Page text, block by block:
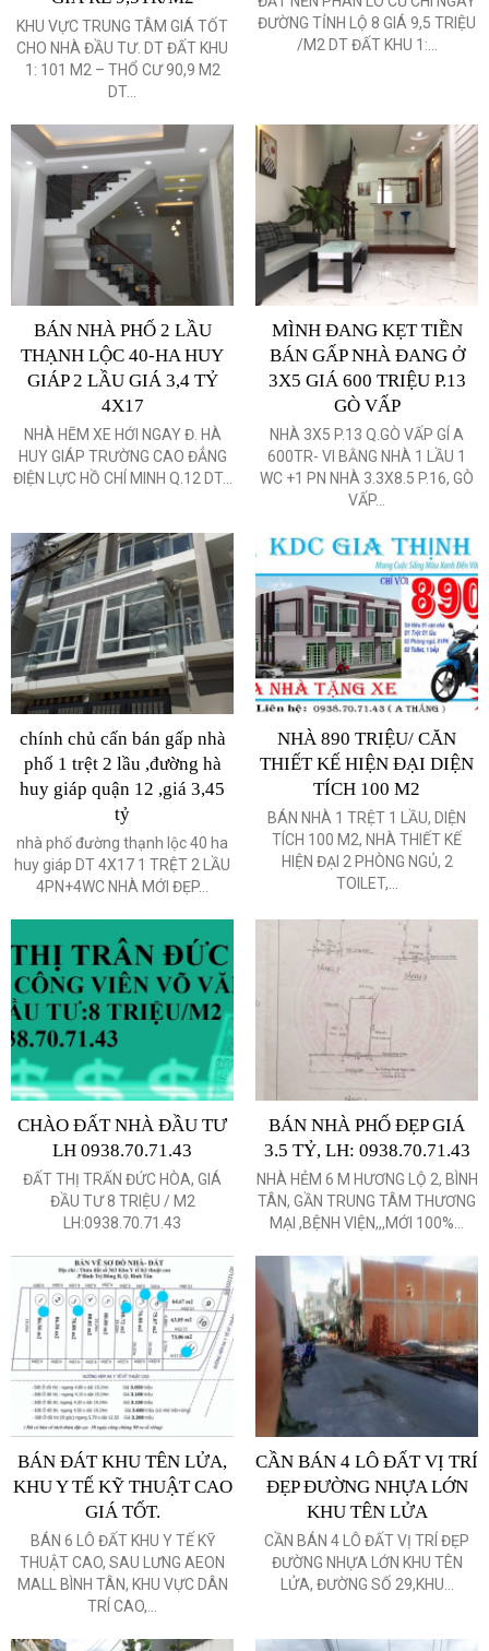
KHU VỰC TRUNG TÂM GIÁ TỐT
CHO NHÀ ĐẦU TƯ. DT ĐẤT KHU
1: 101 M2 – THỔ CƯ 90,9 M2
DT...
ĐƯỜNG TỈNH LỘ 8 GIÁ 9,5 TRIỆU
/M2 DT ĐẤT KHU 1:...
BÁN NHÀ PHỐ 2 LẦU
THẠNH LỘC 40-HA HUY
GIÁP 2 LẦU GIÁ 3,4 TỶ
4X17
NHÀ HẼM XE HỚI NGAY Đ. HÀ
HUY GIÁP TRƯỜNG CAO ĐẲNG
ĐIỆN LỰC HỒ CHÍ MINH Q.12 DT...
MÌNH ĐANG KẸT TIỀN
BÁN GẤP NHÀ ĐANG Ở
3X5 GIÁ 600 TRIỆU P.13
GÒ VẤP
NHÀ 3X5 P.13 Q.GÒ VẤP GÍ A
600TR- VI BẰNG NHÀ 1 LẦU 1
WC +1 PN NHÀ 3.3X8.5 P.16, GÒ
VẤP...
chính chủ cấn bán gấp nhà
phố 1 trệt 2 lầu ,đường hà
huy giáp quận 12 ,giá 3,45
tỷ
nhà phố đường thạnh lộc 40 ha
huy giáp DT 4X17 1 TRỆT 2 LẦU
4PN+4WC NHÀ MỚI ĐẸP...
NHÀ 890 TRIỆU/ CĂN
THIẾT KẾ HIỆN ĐẠI DIỆN
TÍCH 100 M2
BÁN NHÀ 1 TRỆT 1 LẦU, DIỆN
TÍCH 100 M2, NHÀ THIẾT KẾ
HIỆN ĐẠI 2 PHÒNG NGỦ, 2
TOILET,...
CHÀO ĐẤT NHÀ ĐẦU TƯ
LH 0938.70.71.43
ĐẤT THỊ TRẤN ĐỨC HÒA, GIÁ
ĐẦU TƯ 8 TRIỆU / M2
LH:0938.70.71.43
BÁN NHÀ PHỐ ĐẸP GIÁ
3.5 TỶ, LH: 0938.70.71.43
NHÀ HẺM 6 M HƯƠNG LỘ 2, BÌNH
TÂN, GẦN TRUNG TÂM THƯƠNG
MẠI ,BỆNH VIỆN,,,MỚI 100%...
BÁN ĐÁT KHU TÊN LỬA,
KHU Y TẾ KỸ THUẬT CAO
GIÁ TỐT.
BÁN 6 LÔ ĐẤT KHU Y TẾ KỸ
THUẬT CAO, SAU LƯNG AEON
MALL BÌNH TÂN, KHU VỰC DÂN
TRÍ CAO,...
CẦN BÁN 4 LÔ ĐẤT VỊ TRÍ
ĐẸP ĐƯỜNG NHỰA LỚN
KHU TÊN LỬA
CẦN BÁN 4 LÔ ĐẤT VỊ TRÍ ĐẸP
ĐƯỜNG NHỰA LỚN KHU TÊN
LỬA, ĐƯỜNG SỐ 29,KHU...